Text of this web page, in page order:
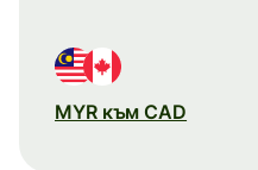
MYR към CAD